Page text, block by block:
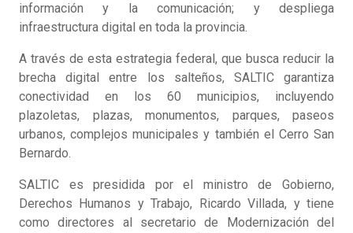
información y la comunicación; y despliega
infraestructura digital en toda la provincia.
A través de esta estrategia federal, que busca reducir la
brecha digital entre los salteños, SALTIC garantiza
conectividad en los 60 municipios, incluyendo
plazoletas, plazas, monumentos, parques, paseos
urbanos, complejos municipales y también el Cerro San
Bernardo.
SALTIC es presidida por el ministro de Gobierno,
Derechos Humanos y Trabajo, Ricardo Villada, y tiene
como directores al secretario de Modernización del